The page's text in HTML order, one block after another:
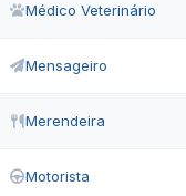
Médico Veterinário
Mensageiro
Merendeira
Motorista